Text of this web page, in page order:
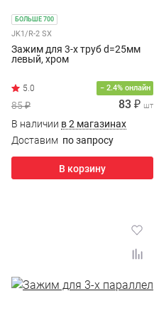
БОЛЬШЕ 700
JK1/R-2 SX
Зажим для 3-х труб d=25мм
левый, хром
− 2.4% онлайн
85 ₽ 83 ₽ шт
В наличии в 2 магазинах
Доставим по запросу
В корзину